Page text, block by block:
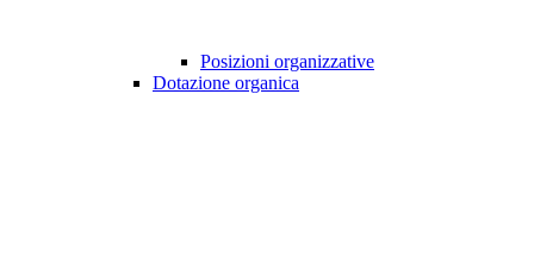
Posizioni organizzative
Dotazione organica